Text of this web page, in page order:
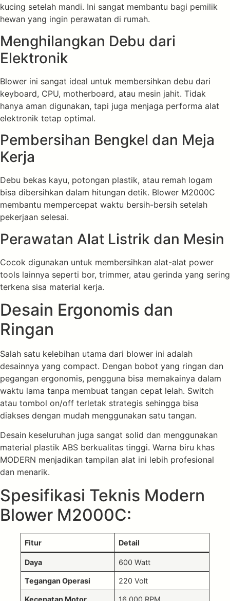
kucing setelah mandi. Ini sangat membantu bagi pemilik
hewan yang ingin perawatan di rumah.
Menghilangkan Debu dari
Elektronik
Blower ini sangat ideal untuk membersihkan debu dari
keyboard, CPU, motherboard, atau mesin jahit. Tidak
hanya aman digunakan, tapi juga menjaga performa alat
elektronik tetap optimal.
Pembersihan Bengkel dan Meja
Kerja
Debu bekas kayu, potongan plastik, atau remah logam
bisa dibersihkan dalam hitungan detik. Blower M2000C
membantu mempercepat waktu bersih-bersih setelah
pekerjaan selesai.
Perawatan Alat Listrik dan Mesin
Cocok digunakan untuk membersihkan alat-alat power
tools lainnya seperti bor, trimmer, atau gerinda yang sering
terkena sisa material kerja.
Desain Ergonomis dan
Ringan
Salah satu kelebihan utama dari blower ini adalah
desainnya yang compact. Dengan bobot yang ringan dan
pegangan ergonomis, pengguna bisa memakainya dalam
waktu lama tanpa membuat tangan cepat lelah. Switch
atau tombol on/off terletak strategis sehingga bisa
diakses dengan mudah menggunakan satu tangan.
Desain keseluruhan juga sangat solid dan menggunakan
material plastik ABS berkualitas tinggi. Warna biru khas
MODERN menjadikan tampilan alat ini lebih profesional
dan menarik.
Spesifikasi Teknis Modern
Blower M2000C:
Fitur Detail
Daya 600 Watt
Tegangan Operasi 220 Volt
Kecepatan Motor 16.000 RPM